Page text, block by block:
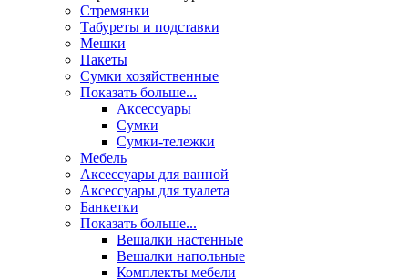
Стремянки
Табуреты и подставки
Мешки
Пакеты
Сумки хозяйственные
Показать больше...
Аксессуары
Сумки
Сумки-тележки
Мебель
Аксессуары для ванной
Аксессуары для туалета
Банкетки
Показать больше...
Вешалки настенные
Вешалки напольные
Комплекты мебели